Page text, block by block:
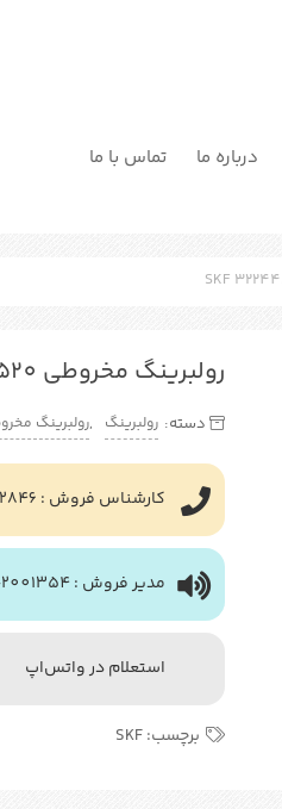
درباره ما تماس با ما
رولبرینگ مخروطی SKF 32244/DFC520
دسته: رولبرینگ ,رولبرینگ
کارشناس فروش : 33902846-021
مدیر فروش : 2001354-0919
استعلام در واتس‌اپ
برچسب:SKF